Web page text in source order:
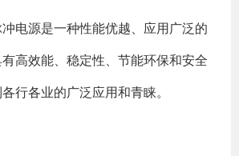
电源是一种性能优越、应用广泛的
高效能、稳定性、节能环保和安全
行各业的广泛应用和青睐。